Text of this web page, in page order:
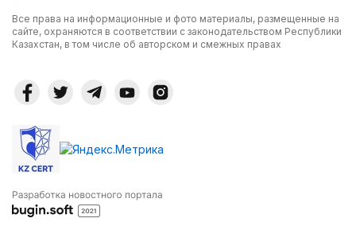
Все права на информационные и фото материалы, размещенные на
сайте, охраняются в соответствии с законодательством Республики
Казахстан, в том числе об авторском и смежных правах